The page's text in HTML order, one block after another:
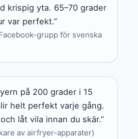
krispig yta. 65–70 grader
var perfekt.”
grupp för svenska
på 200 grader i 15
helt perfekt varje gång.
låt vila innan du skär.”
av airfryer-apparater)